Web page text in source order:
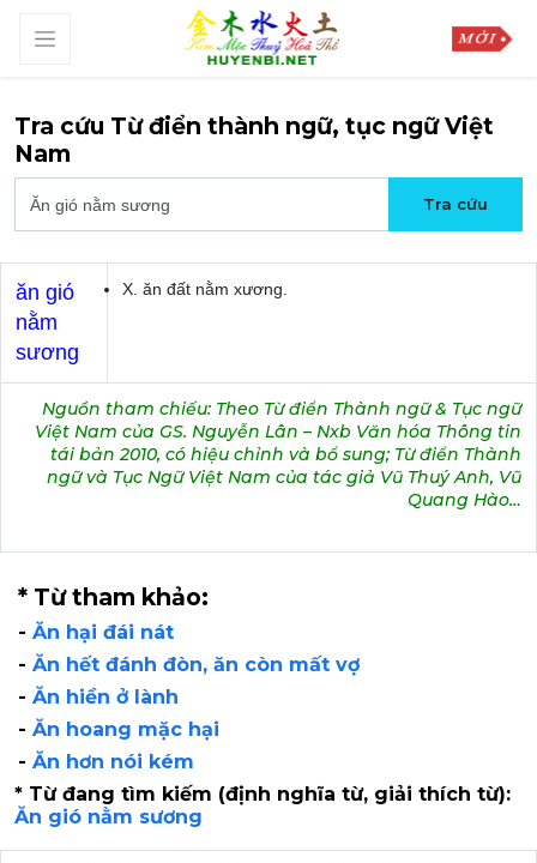
Tra cứu Từ điển thành ngữ, tục ngữ Việt
Nam
ăn gió
nằm
sương
X. ăn đất nằm xương.
Nguồn tham chiếu: Theo Từ điển Thành ngữ & Tục ngữ
Việt Nam của GS. Nguyễn Lân – Nxb Văn hóa Thông tin
tái bản 2010, có hiệu chỉnh và bổ sung; Từ điển Thành
ngữ và Tục Ngữ Việt Nam của tác giả Vũ Thuý Anh, Vũ
Quang Hào…
* Từ tham khảo:
- Ăn hại đái nát
- Ăn hết đánh đòn, ăn còn mất vợ
- Ăn hiền ở lành
- Ăn hoang mặc hại
- Ăn hơn nói kém
* Từ đang tìm kiếm (định nghĩa từ, giải thích từ):
Ăn gió nằm sương